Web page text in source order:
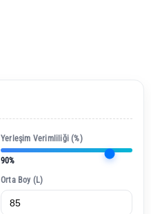
Yerleşim Verimliliği (%)
90%
Orta Boy (L)